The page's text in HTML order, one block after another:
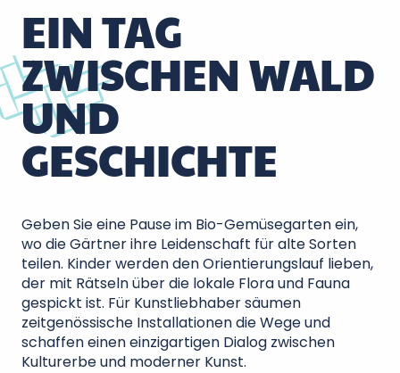
EIN TAG
ZWISCHEN WALD
UND
GESCHICHTE
Geben Sie eine Pause im Bio-Gemüsegarten ein,
wo die Gärtner ihre Leidenschaft für alte Sorten
teilen. Kinder werden den Orientierungslauf lieben,
der mit Rätseln über die lokale Flora und Fauna
gespickt ist. Für Kunstliebhaber säumen
zeitgenössische Installationen die Wege und
schaffen einen einzigartigen Dialog zwischen
Kulturerbe und moderner Kunst.